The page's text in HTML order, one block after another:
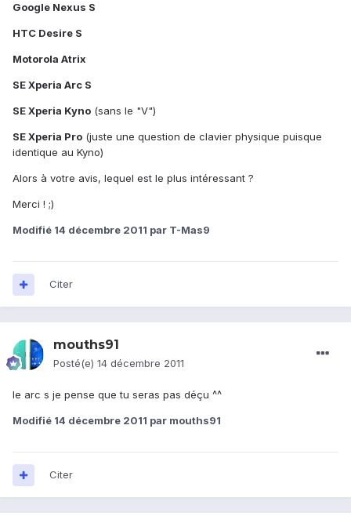
Google Nexus S
HTC Desire S
Motorola Atrix
SE Xperia Arc S
SE Xperia Kyno (sans le "V")
SE Xperia Pro (juste une question de clavier physique puisque
identique au Kyno)
Alors à votre avis, lequel est le plus intéressant ?
Merci ! ;)
Modifié 14 décembre 2011 par T-Mas9
Citer
mouths91
Posté(e) 14 décembre 2011
le arc s je pense que tu seras pas déçu ^^
Modifié 14 décembre 2011 par mouths91
Citer